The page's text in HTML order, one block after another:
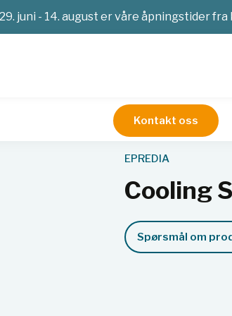
29. juni - 14. august er våre åpningstider fra
Kontakt oss
Cooling Sole/Tyfoxit 1 L
EPREDIA
Cooling
Spørsmål om